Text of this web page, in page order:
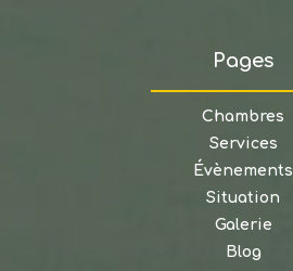
Pages
Chambres
Services
Évènements
Situation
Galerie
Blog